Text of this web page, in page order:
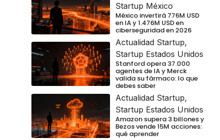
Startup México
México invertirá 776M USD
en IA y 1.476M USD en
ciberseguridad en 2026
Actualidad Startup,
Startup Estados Unidos
Stanford opera 37.000
agentes de IA y Merck
valida su fármaco: lo que
debes saber
Actualidad Startup,
Startup Estados Unidos
Amazon supera 3 billones y
Bezos vende 15M acciones:
qué aprender